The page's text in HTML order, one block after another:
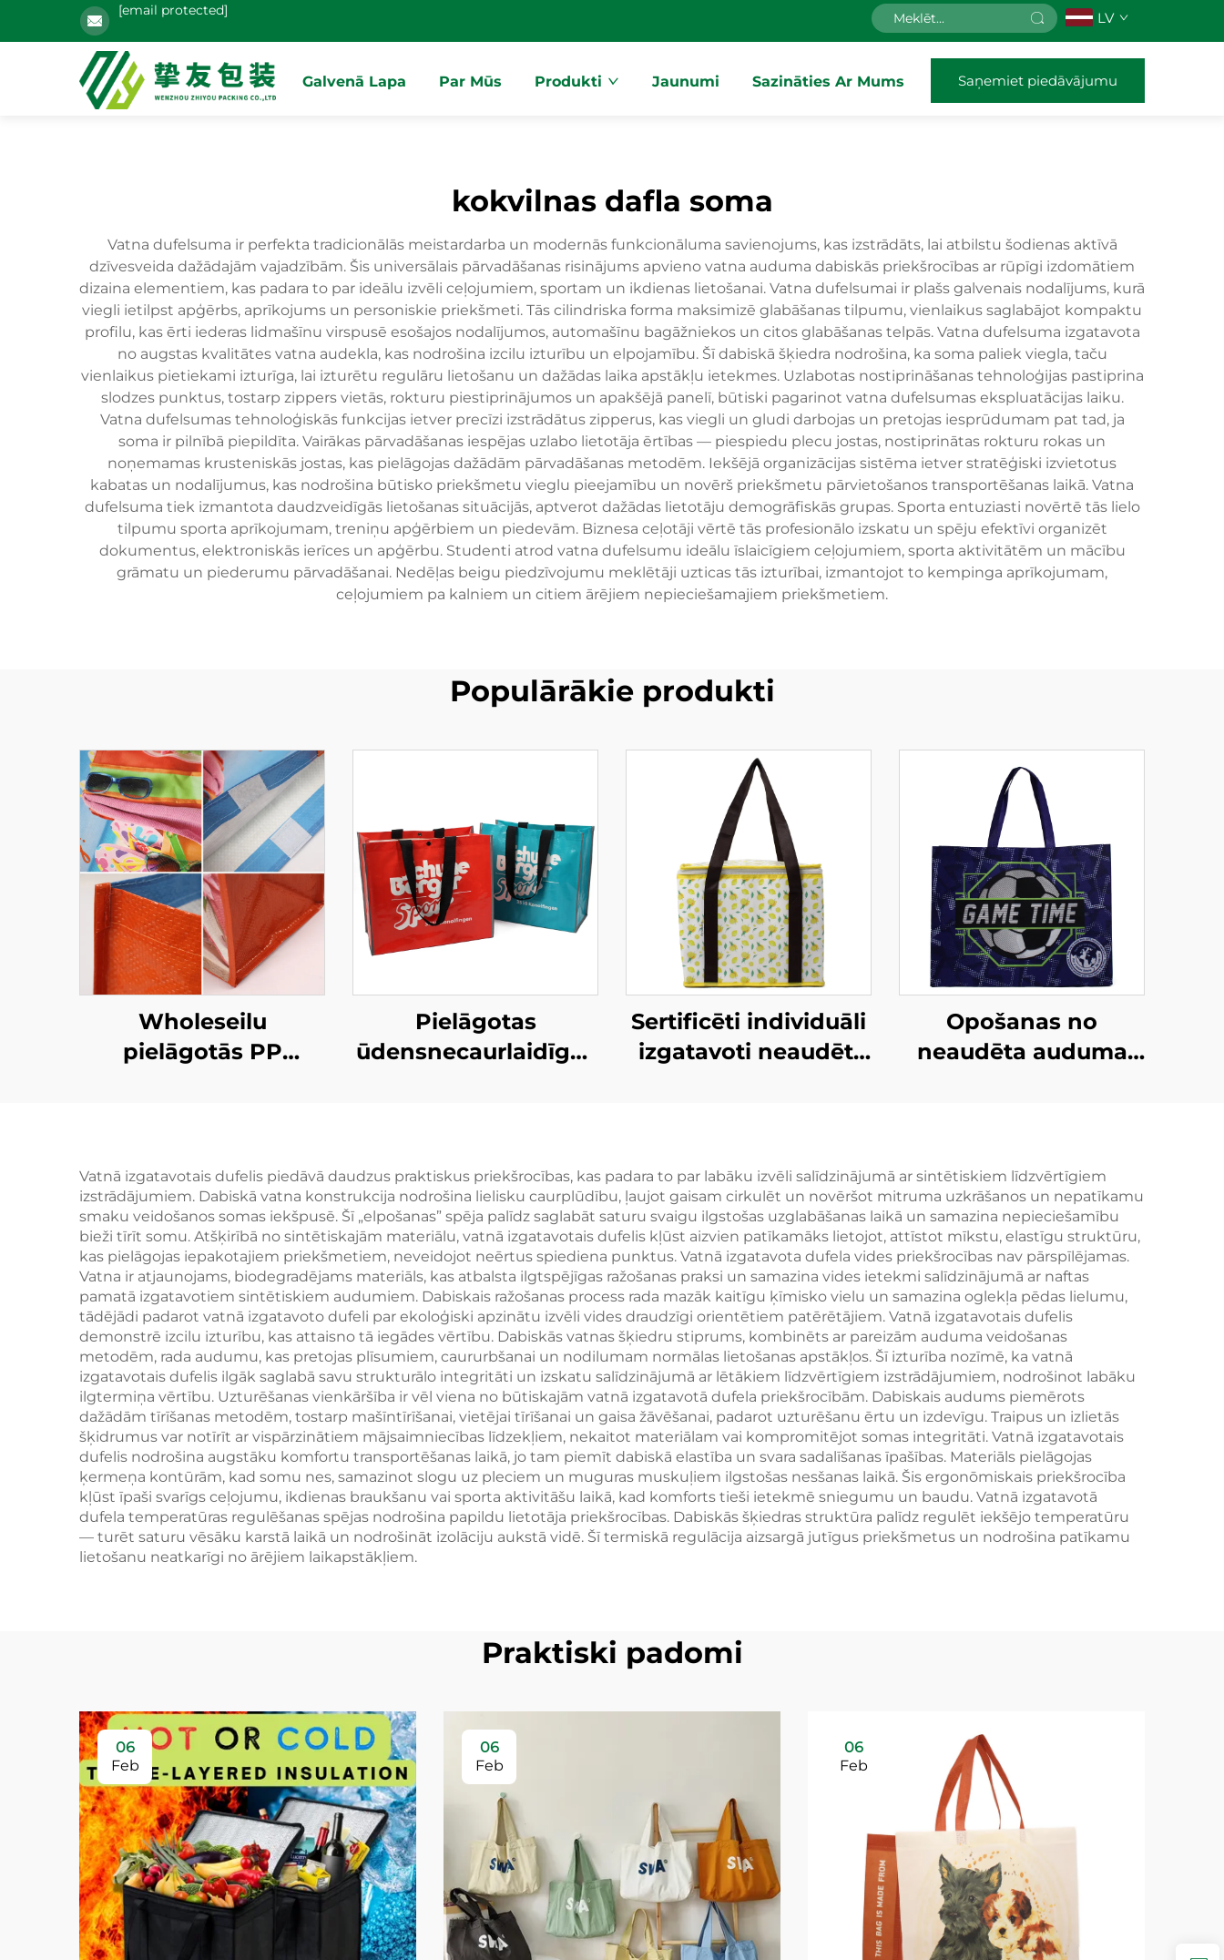
[email protected] LV
Galvenā Lapa Par Mūs Produkti Jaunumi Sazināties Ar Mums Saņemiet piedāvājumu
kokvilnas dafla soma
Vatna dufelsuma ir perfekta tradicionālās meistardarba un modernās funkcionāluma savienojums, kas izstrādāts, lai atbilstu šodienas aktīvā
dzīvesveida dažādajām vajadzībām. Šis universālais pārvadāšanas risinājums apvieno vatna auduma dabiskās priekšrocības ar rūpīgi izdomātiem
dizaina elementiem, kas padara to par ideālu izvēli ceļojumiem, sportam un ikdienas lietošanai. Vatna dufelsumai ir plašs galvenais nodalījums, kurā
viegli ietilpst apģērbs, aprīkojums un personiskie priekšmeti. Tās cilindriska forma maksimizē glabāšanas tilpumu, vienlaikus saglabājot kompaktu
profilu, kas ērti iederas lidmašīnu virspusē esošajos nodalījumos, automašīnu bagāžniekos un citos glabāšanas telpās. Vatna dufelsuma izgatavota
no augstas kvalitātes vatna audekla, kas nodrošina izcilu izturību un elpojamību. Šī dabiskā šķiedra nodrošina, ka soma paliek viegla, taču
vienlaikus pietiekami izturīga, lai izturētu regulāru lietošanu un dažādas laika apstākļu ietekmes. Uzlabotas nostiprināšanas tehnoloģijas pastiprina
slodzes punktus, tostarp zippers vietās, rokturu piestiprinājumos un apakšējā panelī, būtiski pagarinot vatna dufelsumas ekspluatācijas laiku.
Vatna dufelsumas tehnoloģiskās funkcijas ietver precīzi izstrādātus zipperus, kas viegli un gludi darbojas un pretojas iesprūdumam pat tad, ja
soma ir pilnībā piepildīta. Vairākas pārvadāšanas iespējas uzlabo lietotāja ērtības — piespiedu plecu jostas, nostiprinātas rokturu rokas un
noņemamas krusteniskās jostas, kas pielāgojas dažādām pārvadāšanas metodēm. Iekšējā organizācijas sistēma ietver stratēģiski izvietotus
kabatas un nodalījumus, kas nodrošina būtisko priekšmetu vieglu pieejamību un novērš priekšmetu pārvietošanos transportēšanas laikā. Vatna
dufelsuma tiek izmantota daudzveidīgās lietošanas situācijās, aptverot dažādas lietotāju demogrāfiskās grupas. Sporta entuziasti novērtē tās lielo
tilpumu sporta aprīkojumam, treniņu apģērbiem un piedevām. Biznesa ceļotāji vērtē tās profesionālo izskatu un spēju efektīvi organizēt
dokumentus, elektroniskās ierīces un apģērbu. Studenti atrod vatna dufelsumu ideālu īslaicīgiem ceļojumiem, sporta aktivitātēm un mācību
grāmatu un piederumu pārvadāšanai. Nedēļas beigu piedzīvojumu meklētāji uzticas tās izturībai, izmantojot to kempinga aprīkojumam,
ceļojumiem pa kalniem un citiem ārējiem nepieciešamajiem priekšmetiem.
Populārākie produkti
Wholeseilu
pielāgotās PP
reklāmu pirkšanas
maisiņas lielām
partijām
Pielāgotas
ūdensnecaurlaidīgās
videi draudzīgas,
zīmolā norādītas
nesamas somas
modas
mazumtirdzniecībai
Sertificēti individuāli
izgatavoti neaudēti
risinājumi
korporatīvajiem
dāvanu pasākumiem
Opošanas no
neaudēta auduma
dienas somiņa
korporatīvajiem
pasākumiem
Vatnā izgatavotais dufelis piedāvā daudzus praktiskus priekšrocības, kas padara to par labāku izvēli salīdzinājumā ar sintētiskiem līdzvērtīgiem
izstrādājumiem. Dabiskā vatna konstrukcija nodrošina lielisku caurplūdību, ļaujot gaisam cirkulēt un novēršot mitruma uzkrāšanos un nepatīkamu
smaku veidošanos somas iekšpusē. Šī „elpošanas” spēja palīdz saglabāt saturu svaigu ilgstošas uzglabāšanas laikā un samazina nepieciešamību
bieži tīrīt somu. Atšķirībā no sintētiskajām materiālu, vatnā izgatavotais dufelis kļūst aizvien patīkamāks lietojot, attīstot mīkstu, elastīgu struktūru,
kas pielāgojas iepakotajiem priekšmetiem, neveidojot neērtus spiediena punktus. Vatnā izgatavota dufela vides priekšrocības nav pārspīlējamas.
Vatna ir atjaunojams, biodegradējams materiāls, kas atbalsta ilgtspējīgas ražošanas praksi un samazina vides ietekmi salīdzinājumā ar naftas
pamatā izgatavotiem sintētiskiem audumiem. Dabiskais ražošanas process rada mazāk kaitīgu ķīmisko vielu un samazina oglekļa pēdas lielumu,
tādējādi padarot vatnā izgatavoto dufeli par ekoloģiski apzinātu izvēli vides draudzīgi orientētiem patērētājiem. Vatnā izgatavotais dufelis
demonstrē izcilu izturību, kas attaisno tā iegādes vērtību. Dabiskās vatnas šķiedru stiprums, kombinēts ar pareizām auduma veidošanas
metodēm, rada audumu, kas pretojas plīsumiem, caururbšanai un nodilumam normālas lietošanas apstākļos. Šī izturība nozīmē, ka vatnā
izgatavotais dufelis ilgāk saglabā savu strukturālo integritāti un izskatu salīdzinājumā ar lētākiem līdzvērtīgiem izstrādājumiem, nodrošinot labāku
ilgtermiņa vērtību. Uzturēšanas vienkāršība ir vēl viena no būtiskajām vatnā izgatavotā dufela priekšrocībām. Dabiskais audums piemērots
dažādām tīrīšanas metodēm, tostarp mašīntīrīšanai, vietējai tīrīšanai un gaisa žāvēšanai, padarot uzturēšanu ērtu un izdevīgu. Traipus un izlietās
šķidrumus var notīrīt ar vispārzinātiem mājsaimniecības līdzekļiem, nekaitot materiālam vai kompromitējot somas integritāti. Vatnā izgatavotais
dufelis nodrošina augstāku komfortu transportēšanas laikā, jo tam piemīt dabiskā elastība un svara sadalīšanas īpašības. Materiāls pielāgojas
ķermeņa kontūrām, kad somu nes, samazinot slogu uz pleciem un muguras muskuļiem ilgstošas nesšanas laikā. Šis ergonōmiskais priekšrocība
kļūst īpaši svarīgs ceļojumu, ikdienas braukšanu vai sporta aktivitāšu laikā, kad komforts tieši ietekmē sniegumu un baudu. Vatnā izgatavotā
dufela temperatūras regulēšanas spējas nodrošina papildu lietotāja priekšrocības. Dabiskās šķiedras struktūra palīdz regulēt iekšējo temperatūru
— turēt saturu vēsāku karstā laikā un nodrošināt izolāciju aukstā vidē. Šī termiskā regulācija aizsargā jutīgus priekšmetus un nodrošina patīkamu
lietošanu neatkarīgi no ārējiem laikapstākļiem.
Praktiski padomi
06
Feb
06
Feb
06
Feb